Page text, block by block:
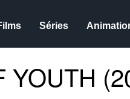
Séries
YOUTH